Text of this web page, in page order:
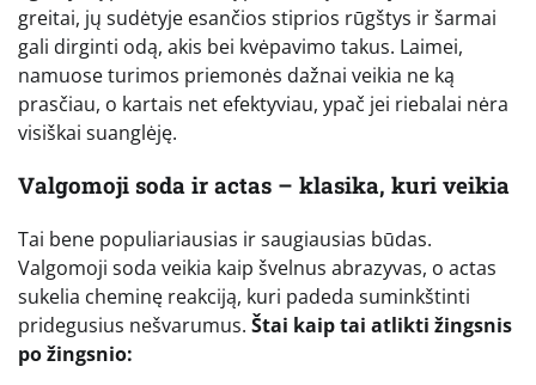
greitai, jų sudėtyje esančios stiprios rūgštys ir šarmai
gali dirginti odą, akis bei kvėpavimo takus. Laimei,
namuose turimos priemonės dažnai veikia ne ką
prasčiau, o kartais net efektyviau, ypač jei riebalai nėra
visiškai suanglėję.
Valgomoji soda ir actas – klasika, kuri veikia
Tai bene populiariausias ir saugiausias būdas.
Valgomoji soda veikia kaip švelnus abrazyvas, o actas
sukelia cheminę reakciją, kuri padeda suminkštinti
pridegusius nešvarumus. Štai kaip tai atlikti žingsnis
po žingsnio: